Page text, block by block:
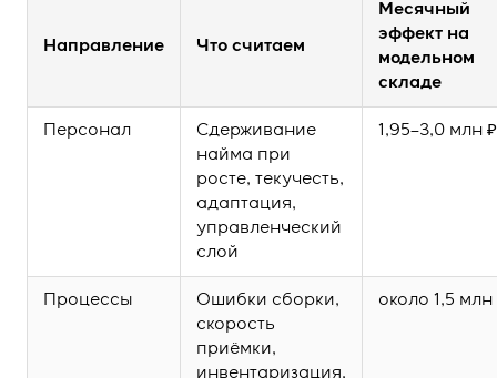
Направление Что считаем
Месячный
эффект на
модельном
складе
Персонал
Сдерживание
найма при
росте, текучесть,
адаптация,
управленческий
слой
1,95–3,0 млн ₽
Процессы
Ошибки сборки,
скорость
приёмки,
инвентаризация,
около 1,5 млн